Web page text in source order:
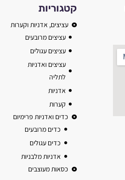
קטגוריות
עציצים, אדניות וקערות
עציצים מרובעים
עציצים עגולים
עציצים ואדניות
לתליה
אדניות
קערות
כדים ואדניות פרימיום
כדים מרובעים
כדים עגולים
אדניות מלבניות
כסאות מעוצבים